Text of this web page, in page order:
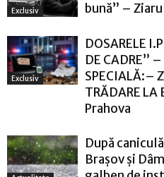
Exclusiv
bună” –
Exclusiv
DOSARELE
DE CADRE”
SPECIALĂ:–
TRĂDARE
Prahova
După
Brașov și